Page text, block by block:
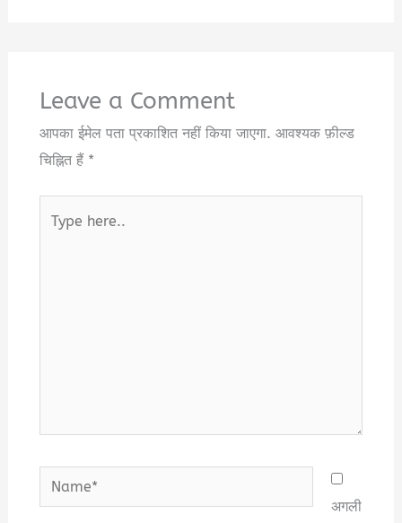
Leave a Comment
आपका ईमेल पता प्रकाशित नहीं किया जाएगा. आवश्यक फ़ील्ड
चिह्नित हैं *
here..
Name*
अगली